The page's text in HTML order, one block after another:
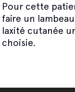
Pour cette
faire un
laxité cutanée
choisie.